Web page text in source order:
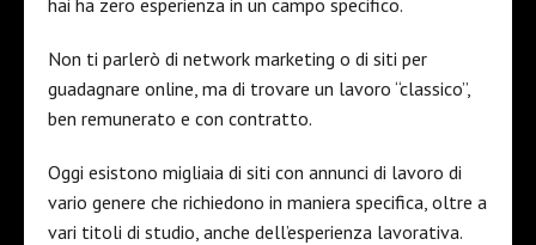
hai ha zero esperienza in un campo specifico.
Non ti parlerò di network marketing o di siti per
guadagnare online, ma di trovare un lavoro “classico”,
ben remunerato e con contratto.
Oggi esistono migliaia di siti con annunci di lavoro di
vario genere che richiedono in maniera specifica, oltre a
vari titoli di studio, anche dell’esperienza lavorativa.